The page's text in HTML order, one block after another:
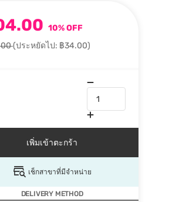
10% OFF
(ประหยัดไป: ฿34.00)
เพิ่มเข้าตะกร้า
เช็กสาขาที่มีจำหน่าย
DELIVERY METHOD